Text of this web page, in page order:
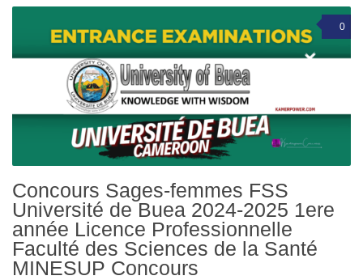
0
Concours Sages-femmes FSS
Université de Buea 2024-2025 1ere
année Licence Professionnelle
Faculté des Sciences de la Santé
MINESUP Concours